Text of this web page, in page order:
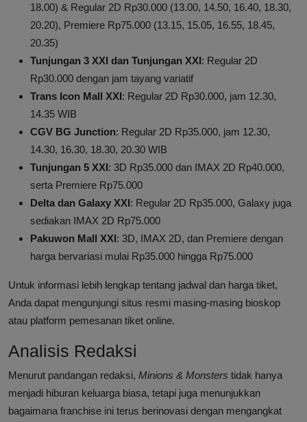
18.00) & Regular 2D Rp30.000 (13.00, 14.50, 16.40, 18.30,
20.20), Premiere Rp75.000 (13.15, 15.05, 16.55, 18.45,
20.35)
Tunjungan 3 XXI dan Tunjungan XXI: Regular 2D
Rp30.000 dengan jam tayang variatif
Trans Icon Mall XXI: Regular 2D Rp30.000, jam 12.30,
14.35 WIB
CGV BG Junction: Regular 2D Rp35.000, jam 12.30,
14.30, 16.30, 18.30, 20.30 WIB
Tunjungan 5 XXI: 3D Rp35.000 dan IMAX 2D Rp40.000,
serta Premiere Rp75.000
Delta dan Galaxy XXI: Regular 2D Rp35.000, Galaxy juga
sediakan IMAX 2D Rp75.000
Pakuwon Mall XXI: 3D, IMAX 2D, dan Premiere dengan
harga bervariasi mulai Rp35.000 hingga Rp75.000
Untuk informasi lebih lengkap tentang jadwal dan harga tiket,
Anda dapat mengunjungi situs resmi masing-masing bioskop
atau platform pemesanan tiket online.
Analisis Redaksi
Menurut pandangan redaksi, Minions & Monsters tidak hanya
menjadi hiburan keluarga biasa, tetapi juga menunjukkan
bagaimana franchise ini terus berinovasi dengan mengangkat